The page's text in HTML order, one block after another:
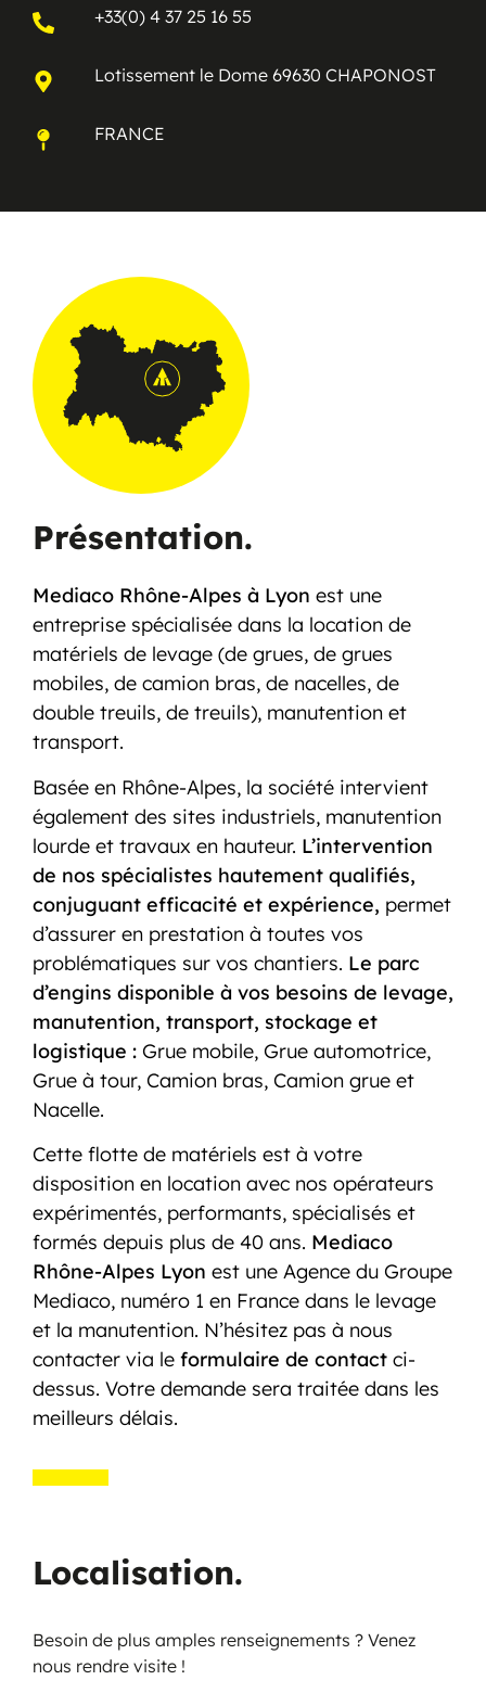
+33(0) 4 37 25 16 55
Lotissement le Dome 69630 CHAPONOST
FRANCE
Présentation.
Mediaco Rhône-Alpes à Lyon est une
entreprise spécialisée dans la location de
matériels de levage (de grues, de grues
mobiles, de camion bras, de nacelles, de
double treuils, de treuils), manutention et
transport.
Basée en Rhône-Alpes, la société intervient
également des sites industriels, manutention
lourde et travaux en hauteur. L’intervention
de nos spécialistes hautement qualifiés,
conjuguant efficacité et expérience, permet
d’assurer en prestation à toutes vos
problématiques sur vos chantiers. Le parc
d’engins disponible à vos besoins de levage,
manutention, transport, stockage et
logistique : Grue mobile, Grue automotrice,
Grue à tour, Camion bras, Camion grue et
Nacelle.
Cette flotte de matériels est à votre
disposition en location avec nos opérateurs
expérimentés, performants, spécialisés et
formés depuis plus de 40 ans. Mediaco
Rhône-Alpes Lyon est une Agence du Groupe
Mediaco, numéro 1 en France dans le levage
et la manutention. N’hésitez pas à nous
contacter via le formulaire de contact ci-
dessus. Votre demande sera traitée dans les
meilleurs délais.
Localisation.
Besoin de plus amples renseignements ? Venez
nous rendre visite !